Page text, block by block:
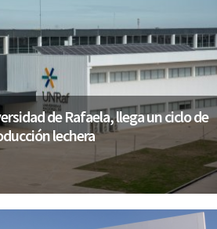
de Rafaela, llega un ciclo de
lechera